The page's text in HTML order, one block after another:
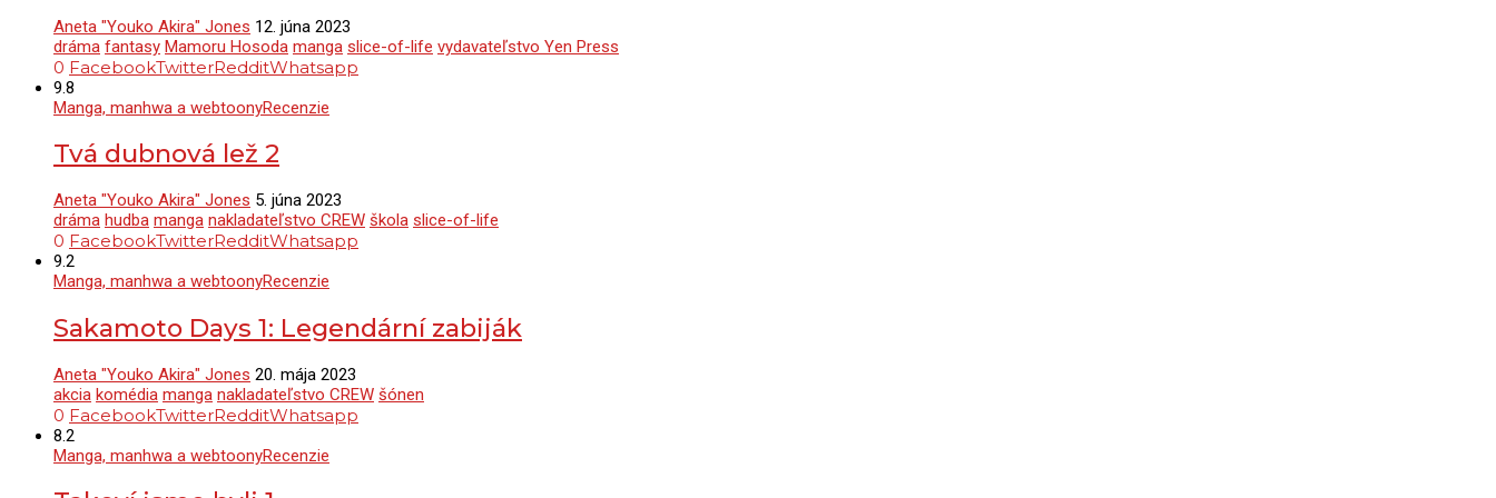
Aneta "Youko Akira" Jones 12. júna 2023
dráma fantasy Mamoru Hosoda manga slice-of-life vydavateľstvo Yen Press
0 FacebookTwitterRedditWhatsapp
9.8
Manga, manhwa a webtoonyRecenzie
Tvá dubnová lež 2
Aneta "Youko Akira" Jones 5. júna 2023
dráma hudba manga nakladateľstvo CREW škola slice-of-life
0 FacebookTwitterRedditWhatsapp
9.2
Manga, manhwa a webtoonyRecenzie
Sakamoto Days 1: Legendární zabiják
Aneta "Youko Akira" Jones 20. mája 2023
akcia komédia manga nakladateľstvo CREW šónen
0 FacebookTwitterRedditWhatsapp
8.2
Manga, manhwa a webtoonyRecenzie